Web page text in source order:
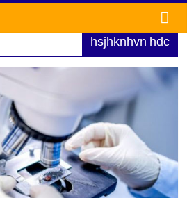
content
hsjhknhvn hdc